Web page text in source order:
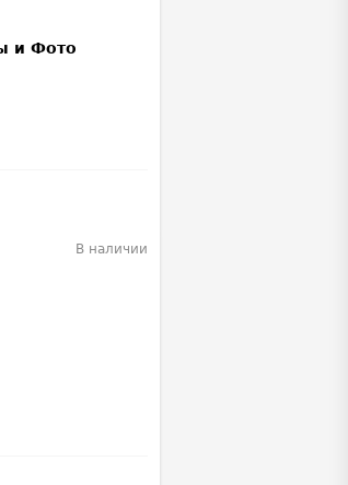
В наличии